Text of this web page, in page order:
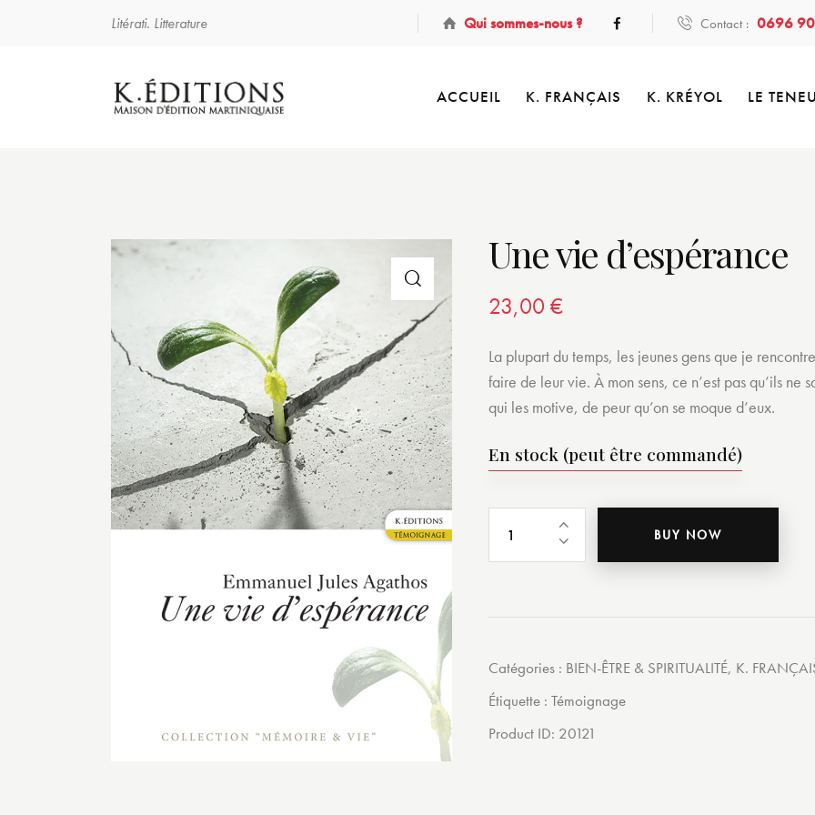
Litérati. Litterature Qui sommes-nous ? Contact : 0696
ACCUEIL K. FRANÇAIS K. KRÉYOL LE
Une vie d’espérance
23,00€
La plupart du temps, les jeunes gens que je
faire de leur vie. À mon sens, ce n’est pas qu’ils ne
qui les motive, de peur qu’on se moque d’eux.
En stock (peut être commandé)
BUY NOW
Catégories : BIEN-ÊTRE & SPIRITUALITÉ, K.
Étiquette :Témoignage
Product ID: 20121